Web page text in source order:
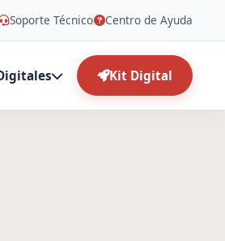
Soporte Técnico Centro de Ayuda
Kit Digital